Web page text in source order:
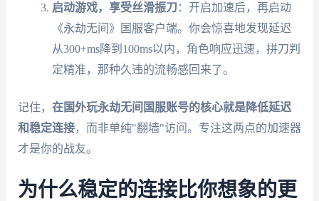
启动游戏，享受丝滑振刀 ：开启加速后，再启动
《永劫无间》国服客户端。你会惊喜地发现延迟
从300+ms降到100ms以内，角色响应迅速，拼刀判
定精准，那种久违的流畅感回来了。
记住， 在国外玩永劫无间国服账号的核心就是降低延迟
和稳定连接，而非单纯"翻墙"访问。专注这两点的加速器
才是你的战友。
为什么稳定的连接比你想象的更